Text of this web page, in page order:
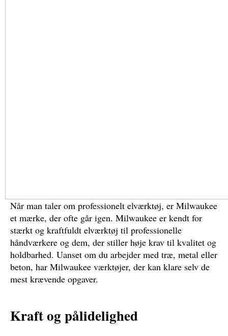
Når man taler om professionelt elværktøj, er Milwaukee
et mærke, der ofte går igen. Milwaukee er kendt for
stærkt og kraftfuldt elværktøj til professionelle
håndværkere og dem, der stiller høje krav til kvalitet og
holdbarhed. Uanset om du arbejder med træ, metal eller
beton, har Milwaukee værktøjer, der kan klare selv de
mest krævende opgaver.
Kraft og pålidelighed